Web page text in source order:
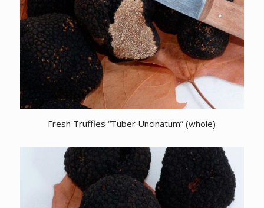
Fresh Truffles “Tuber Uncinatum” (whole)